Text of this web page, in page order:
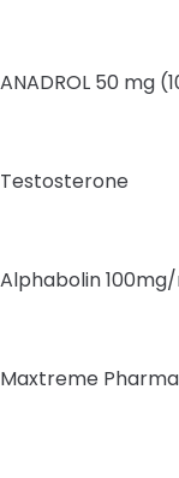
ANADROL 50 mg
Testosterone
Alphabolin
Maxtreme Pharma